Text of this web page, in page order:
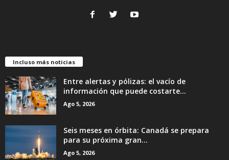
Incluso más noticias
Entre alertas y pólizas: el vacío de
información que puede costarte...
Ago 5, 2026
Seis meses en órbita: Canadá se prepara
para su próxima gran...
Ago 5, 2026